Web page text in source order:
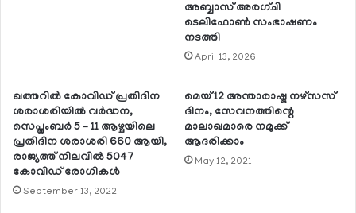
അബ്ബാസ് അരഗ്ചി
ടെലിഫോണ്‍ സംഭാഷണം
നടത്തി
April 13, 2026
ഖത്തറില്‍ കോവിഡ് പ്രതിദിന
ശരാശരിയില്‍ വര്‍ദ്ധന,
സെപ്തംബര്‍ 5 – 11 ആഴ്ചയിലെ
പ്രതിദിന ശരാശരി 660 ആയി,
രാജ്യത്ത് നിലവില്‍ 5047
കോവിഡ് രോഗികള്‍
September 13, 2022
മെയ് 12 അന്താരാഷ്ട്ര നഴ്സസ്
ദിനം, സേവനത്തിന്റെ
മാലാഖമാരെ നമുക്ക്
ആദരിക്കാം
May 12, 2021